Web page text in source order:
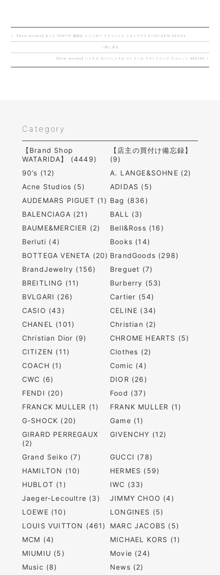
< 【New arrivals】ゼニス ZENITH 腕時計 レインボー フライバック クロノグラフ 01/02.0470.405/25
一覧に戻る
【New arrivals】シャネル ボーイシャネル マトラッセ ラウンドジップ ウォレット A80288 >
Category
【Brand Shop
WATARIDA】 (4449)
【店主の買付け備忘録】
(9)
90’s (12)
A. LANGE&SOHNE (2)
Acne Studios (5)
ADIDAS (5)
AUDEMARS PIGUET (1) Bag (836)
BALENCIAGA (21)
BALL (3)
BAUME&MERCIER (2)
Bell&Ross (16)
Berluti (4)
Books (14)
BOTTEGA VENETA (20) BrandGoods (298)
BrandJewelry (156)
Breguet (7)
BREITLING (11)
Burberry (53)
BVLGARI (26)
Cartier (54)
CASIO (43)
CELINE (34)
CHANEL (101)
Christian (2)
Christian Dior (9)
CHROME HEARTS (5)
CITIZEN (11)
Clothes (2)
COACH (1)
Comic (4)
CWC (6)
DIOR (26)
FENDI (20)
Food (37)
FRANCK MULLER (1)
FRANK MULLER (1)
G-SHOCK (20)
Game (1)
GIRARD PERREGAUX
(2)
GIVENCHY (12)
Grand Seiko (7)
GUCCI (78)
HAMILTON (10)
HERMES (59)
HUBLOT (1)
IWC (33)
Jaeger-Lecoultre (3)
JIMMY CHOO (4)
LOEWE (10)
LONGINES (5)
LOUIS VUITTON (461)
MARC JACOBS (5)
MCM (4)
MICHAEL KORS (1)
MIUMIU (5)
Movie (24)
Music (8)
News (2)